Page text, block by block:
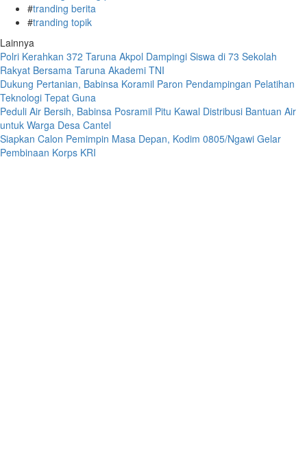
#tranding berita
#tranding topik
Lainnya
Polri Kerahkan 372 Taruna Akpol Dampingi Siswa di 73 Sekolah
Rakyat Bersama Taruna Akademi TNI
Dukung Pertanian, Babinsa Koramil Paron Pendampingan Pelatihan
Teknologi Tepat Guna
Peduli Air Bersih, Babinsa Posramil Pitu Kawal Distribusi Bantuan Air
untuk Warga Desa Cantel
Siapkan Calon Pemimpin Masa Depan, Kodim 0805/Ngawi Gelar
Pembinaan Korps KRI